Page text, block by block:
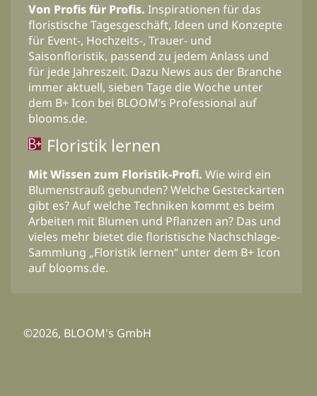
Von Profis für Profis. Inspirationen für das
floristische Tagesgeschäft, Ideen und Konzepte
für Event-, Hochzeits-, Trauer- und
Saisonfloristik, passend zu jedem Anlass und
für jede Jahreszeit. Dazu News aus der Branche
immer aktuell, sieben Tage die Woche unter
dem B+ Icon bei BLOOM’s Professional auf
blooms.de.
Floristik lernen
Mit Wissen zum Floristik-Profi. Wie wird ein
Blumenstrauß gebunden? Welche Gesteckarten
gibt es? Auf welche Techniken kommt es beim
Arbeiten mit Blumen und Pflanzen an? Das und
vieles mehr bietet die floristische Nachschlage-
Sammlung „Floristik lernen“ unter dem B+ Icon
auf blooms.de.
©2026, BLOOM's GmbH